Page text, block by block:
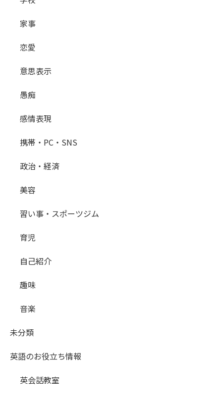
家事
恋愛
意思表示
愚痴
感情表現
携帯・PC・SNS
政治・経済
美容
習い事・スポーツジム
育児
自己紹介
趣味
音楽
未分類
英語のお役立ち情報
英会話教室